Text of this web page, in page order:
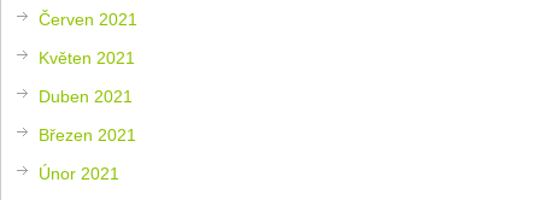
Červen 2021
Květen 2021
Duben 2021
Březen 2021
Únor 2021